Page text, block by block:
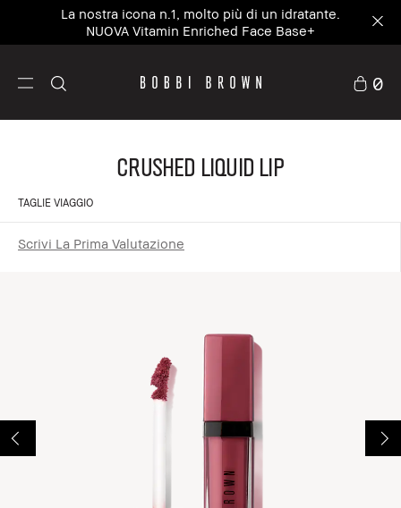
La nostra icona n.1, molto più di un idratante.
NUOVA Vitamin Enriched Face Base+
0
Crushed Liquid Lip
TAGLIE VIAGGIO
Scrivi La Prima Valutazione